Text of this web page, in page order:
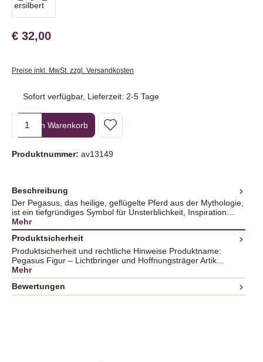
€ 32,00
Preise inkl. MwSt. zzgl. Versandkosten
Sofort verfügbar, Lieferzeit: 2-5 Tage
Produkt Anzahl: Gib den gewünschten Wert ein oder benutze die
In den Warenkorb
Produktnummer: av13149
Beschreibung
Der Pegasus, das heilige, geflügelte Pferd aus der Mythologie,
ist ein tiefgründiges Symbol für Unsterblichkeit, Inspiration…
Mehr
Produktsicherheit
Produktsicherheit und rechtliche Hinweise Produktname:
Pegasus Figur – Lichtbringer und Hoffnungsträger Artik...
Mehr
Bewertungen